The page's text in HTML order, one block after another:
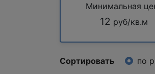
Минимальная
12 руб/кв.м
Сортировать по